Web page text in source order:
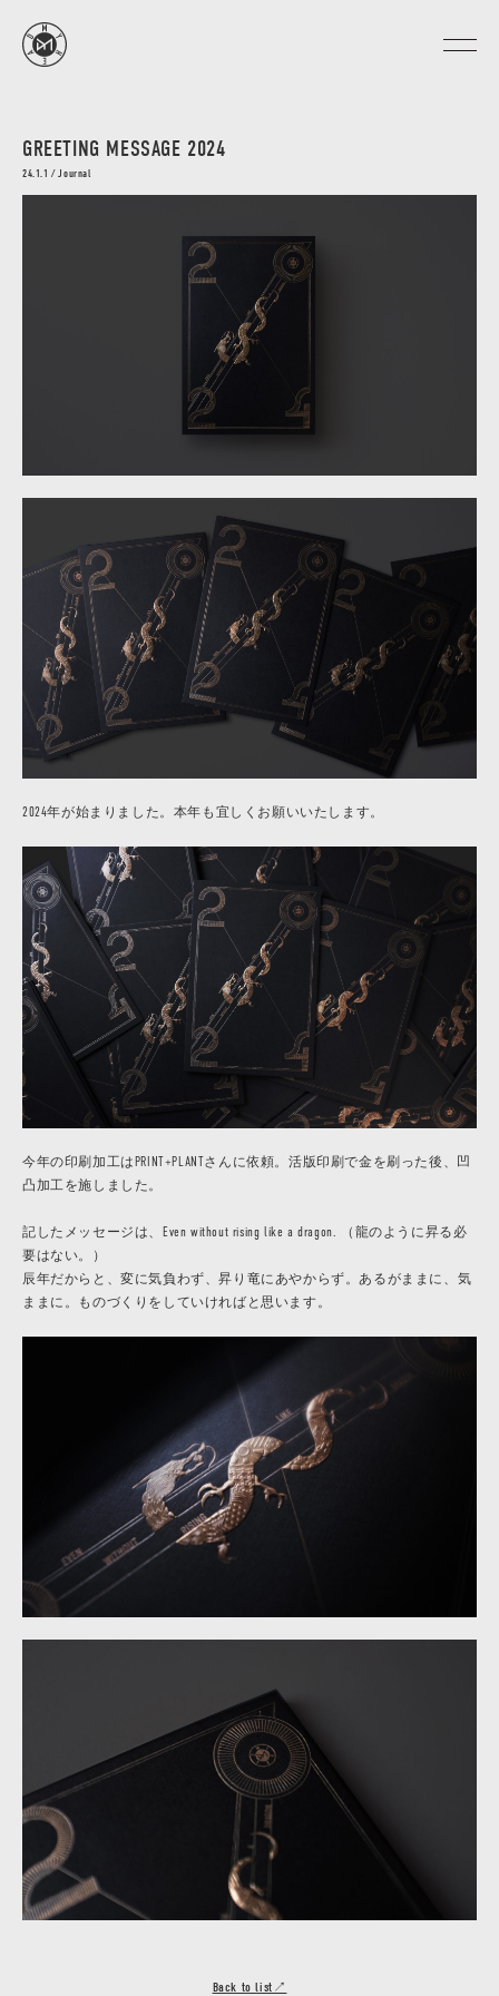
GREETING MESSAGE 2024
24.1.1 / Journal
2024年が始まりました。本年も宜しくお願いいたします。
今年の印刷加工はPRINT+PLANTさんに依頼。活版印刷で金を刷った後、凹
凸加工を施しました。
記したメッセージは、Even without rising like a dragon. （龍のように昇る必
要はない。）
辰年だからと、変に気負わず、昇り竜にあやからず。あるがままに、気
ままに。ものづくりをしていければと思います。
Back to list↗︎